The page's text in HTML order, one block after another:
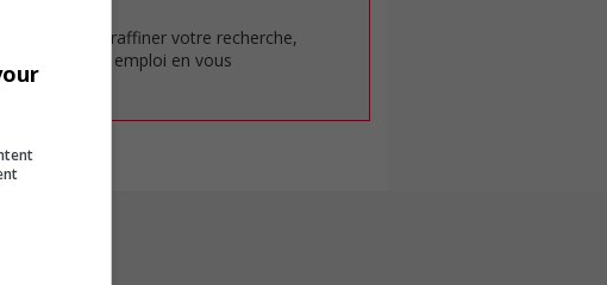
outils pour raffiner votre recherche,
d'intérêt en emploi en vous